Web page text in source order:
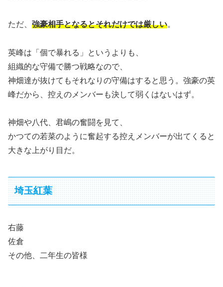
ただ、 強豪相手となるとそれだけでは厳しい。
英峰は「個で暴れる」というよりも、
組織的な守備で勝つ戦略なので、
神畑達が抜けてもそれなりの守備はすると思う。強豪の英
峰だから、控えのメンバーも決して弱くはないはず。
神畑や八代、君嶋の奮闘を見て、
かつての若菜のように奮起する控えメンバーが出てくると
大きな上がり目だ。
埼玉紅葉
右藤
佐倉
その他、二年生の皆様